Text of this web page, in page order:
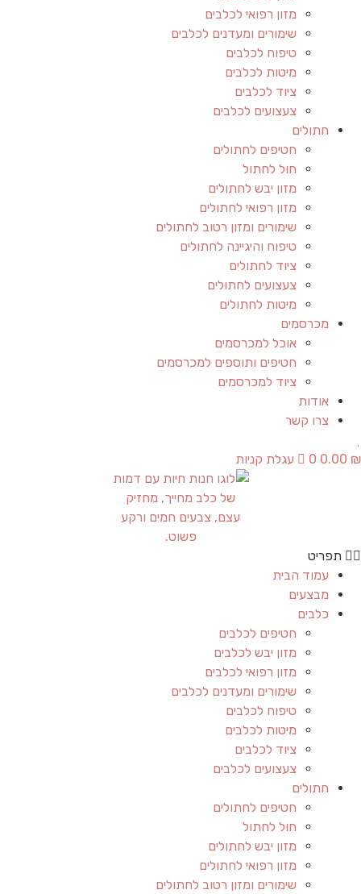
מזון רפואי לכלבים
שימורים ומעדנים לכלבים
טיפוח לכלבים
מיטות לכלבים
ציוד לכלבים
צעצועים לכלבים
חתולים
חטיפים לחתולים
חול לחתול
מזון יבש לחתולים
מזון רפואי לחתולים
שימורים ומזון רטוב לחתולים
טיפוח והיגיינה לחתולים
ציוד לחתולים
צעצועים לחתולים
מיטות לחתולים
מכרסמים
אוכל למכרסמים
חטיפים ותוספים למכרסמים
ציוד למכרסמים
אודות
צרו קשר
0.00 ₪
0 עגלת קניות
תפריט
עמוד הבית
מבצעים
כלבים
חטיפים לכלבים
מזון יבש לכלבים
מזון רפואי לכלבים
שימורים ומעדנים לכלבים
טיפוח לכלבים
מיטות לכלבים
ציוד לכלבים
צעצועים לכלבים
חתולים
חטיפים לחתולים
חול לחתול
מזון יבש לחתולים
מזון רפואי לחתולים
שימורים ומזון רטוב לחתולים